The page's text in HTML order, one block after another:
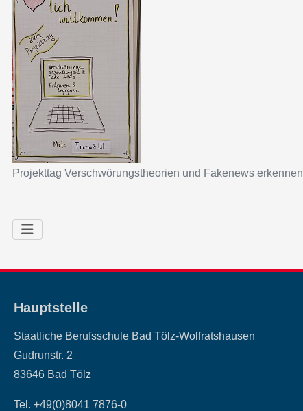
Projekttag Verschwörungstheorien und Fakenews erkennen
Hauptstelle
Staatliche Berufsschule Bad Tölz-Wolfratshausen
Gudrunstr. 2
83646 Bad Tölz
Tel. +49(0)8041 7876-0